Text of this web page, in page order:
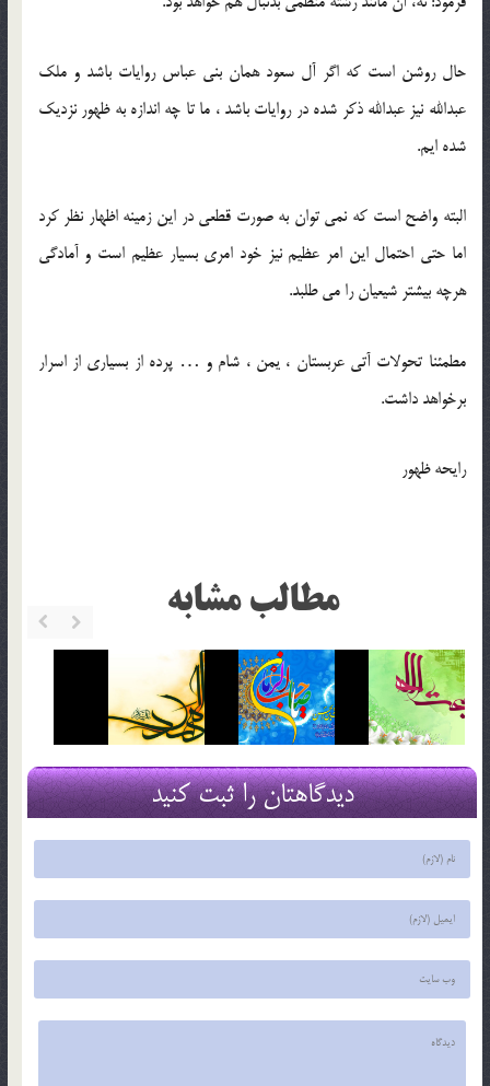
حال روشن است که اگر آل سعود همان بنی عباس روایات باشد و ملک
عبدالله نیز عبدالله ذکر شده در روایات باشد ، ما تا چه اندازه به ظهور نزدیک
شده ایم.
البته واضح است که نمی توان به صورت قطعی در این زمینه اظهار نظر کرد
اما حتی احتمال این امر عظیم نیز خود امری بسیار عظیم است و آمادگی
هرچه بیشتر شیعیان را می طلبد.
مطمئنا تحولات آتی عربستان ، یمن ، شام و … پرده از بسیاری از اسرار
برخواهد داشت.
رایحه ظهور
مطالب مشابه
دیدگاهتان را ثبت کنید